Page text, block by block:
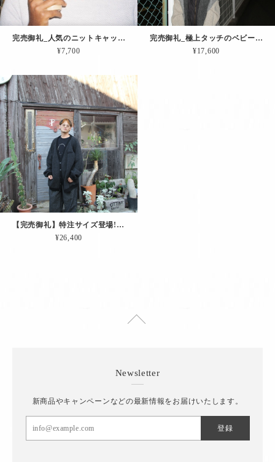
完売御礼_人気のニットキャップが目出し帽になって帰って来ました。その名も「Editorsマスク（チャコール）」
¥7,700
完売御礼_極上タッチのベビーアルパカを使った「ふっくらマフラー（グレー）」
¥17,600
【完売御礼】特注サイズ登場!! 肘当て＆ペンホルダー付きカーディガン「エディターズCD.（チャコール｜EXLサイズ）」
¥26,400
Newsletter
新商品やキャンペーンなどの最新情報をお届けいたします。
登録